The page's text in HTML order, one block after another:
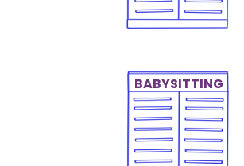
BABYSITTING
Devoirs, goûter, jeux,
un cadre rassurant et
épanouissant pour
votre enfant.